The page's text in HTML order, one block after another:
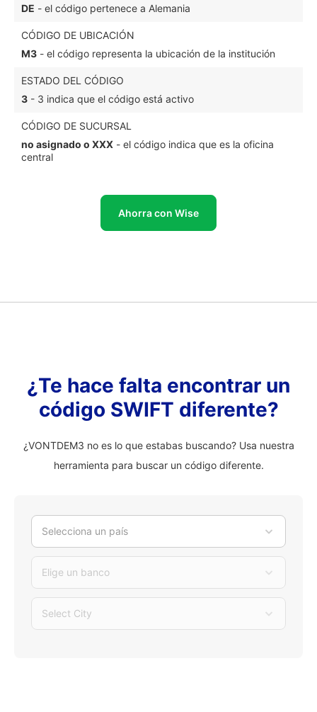
DE - el código pertenece a Alemania
CÓDIGO DE UBICACIÓN
M3 - el código representa la ubicación de la institución
ESTADO DEL CÓDIGO
3 - 3 indica que el código está activo
CÓDIGO DE SUCURSAL
no asignado o XXX - el código indica que es la oficina
central
Ahorra con Wise
¿Te hace falta encontrar un
código SWIFT diferente?
¿VONTDEM3 no es lo que estabas buscando? Usa nuestra
herramienta para buscar un código diferente.
Selecciona un país
Elige un banco
Select City